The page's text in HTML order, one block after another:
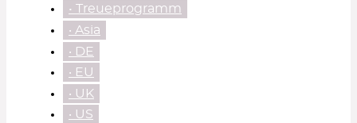
• Treueprogramm
‧ Asia
‧ DE
‧ EU
‧ UK
‧ US